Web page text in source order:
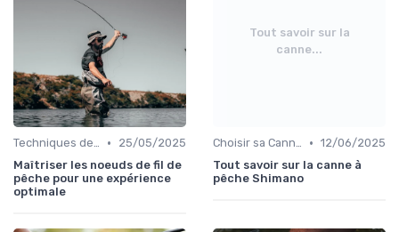
Techniques de Pêche •
25/05/2025
Maîtriser les noeuds de fil de
pêche pour une expérience
optimale
Tout savoir sur la
canne...
Choisir sa Canne et son Équipement • 12/06/2025
Tout savoir sur la canne à
pêche Shimano